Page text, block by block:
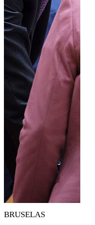
BRUSELAS